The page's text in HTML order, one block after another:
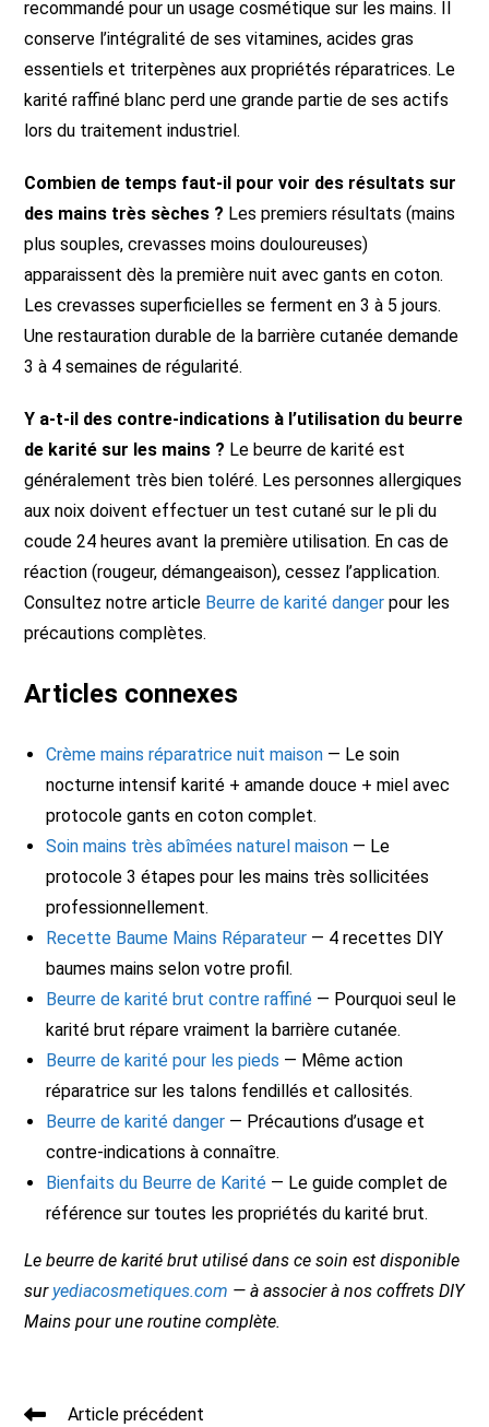
recommandé pour un usage cosmétique sur les mains. Il
conserve l’intégralité de ses vitamines, acides gras
essentiels et triterpènes aux propriétés réparatrices. Le
karité raffiné blanc perd une grande partie de ses actifs
lors du traitement industriel.
Combien de temps faut-il pour voir des résultats sur
des mains très sèches ? Les premiers résultats (mains
plus souples, crevasses moins douloureuses)
apparaissent dès la première nuit avec gants en coton.
Les crevasses superficielles se ferment en 3 à 5 jours.
Une restauration durable de la barrière cutanée demande
3 à 4 semaines de régularité.
Y a-t-il des contre-indications à l’utilisation du beurre
de karité sur les mains ? Le beurre de karité est
généralement très bien toléré. Les personnes allergiques
aux noix doivent effectuer un test cutané sur le pli du
coude 24 heures avant la première utilisation. En cas de
réaction (rougeur, démangeaison), cessez l’application.
Consultez notre article Beurre de karité danger pour les
précautions complètes.
Articles connexes
Crème mains réparatrice nuit maison — Le soin
nocturne intensif karité + amande douce + miel avec
protocole gants en coton complet.
Soin mains très abîmées naturel maison — Le
protocole 3 étapes pour les mains très sollicitées
professionnellement.
Recette Baume Mains Réparateur — 4 recettes DIY
baumes mains selon votre profil.
Beurre de karité brut contre raffiné — Pourquoi seul le
karité brut répare vraiment la barrière cutanée.
Beurre de karité pour les pieds — Même action
réparatrice sur les talons fendillés et callosités.
Beurre de karité danger — Précautions d’usage et
contre-indications à connaître.
Bienfaits du Beurre de Karité — Le guide complet de
référence sur toutes les propriétés du karité brut.
Le beurre de karité brut utilisé dans ce soin est disponible
sur yediacosmetiques.com — à associer à nos coffrets DIY
Mains pour une routine complète.
Read
Article précédent